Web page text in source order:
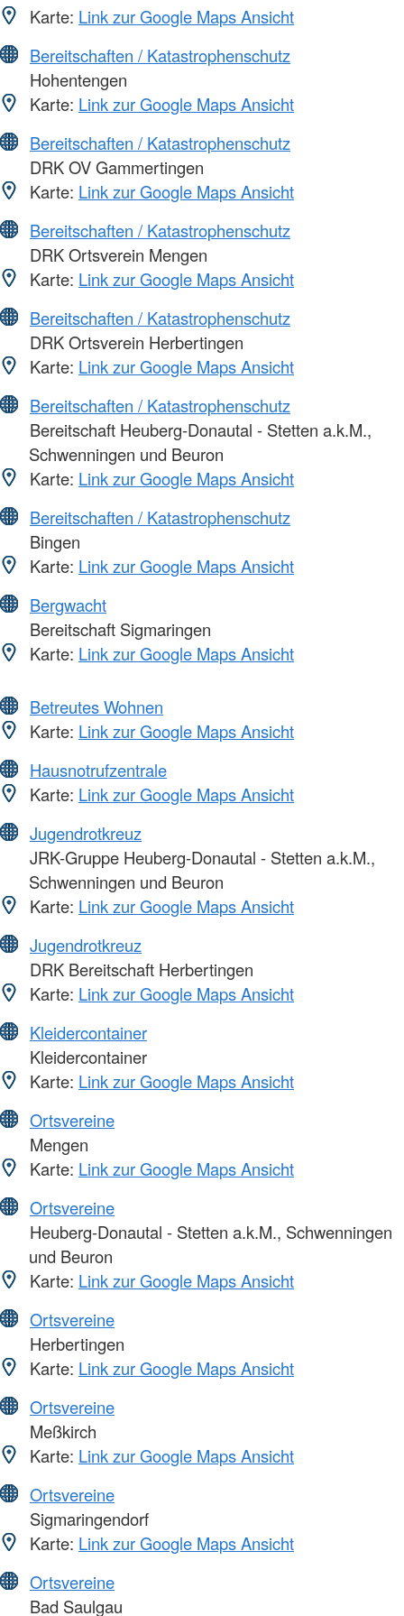
Karte: Link zur Google Maps Ansicht
Bereitschaften / Katastrophenschutz
Hohentengen
Karte: Link zur Google Maps Ansicht
Bereitschaften / Katastrophenschutz
DRK OV Gammertingen
Karte: Link zur Google Maps Ansicht
Bereitschaften / Katastrophenschutz
DRK Ortsverein Mengen
Karte: Link zur Google Maps Ansicht
Bereitschaften / Katastrophenschutz
DRK Ortsverein Herbertingen
Karte: Link zur Google Maps Ansicht
Bereitschaften / Katastrophenschutz
Bereitschaft Heuberg-Donautal - Stetten a.k.M.,
Schwenningen und Beuron
Karte: Link zur Google Maps Ansicht
Bereitschaften / Katastrophenschutz
Bingen
Karte: Link zur Google Maps Ansicht
Bergwacht
Bereitschaft Sigmaringen
Karte: Link zur Google Maps Ansicht
Betreutes Wohnen
Karte: Link zur Google Maps Ansicht
Hausnotrufzentrale
Karte: Link zur Google Maps Ansicht
Jugendrotkreuz
JRK-Gruppe Heuberg-Donautal - Stetten a.k.M.,
Schwenningen und Beuron
Karte: Link zur Google Maps Ansicht
Jugendrotkreuz
DRK Bereitschaft Herbertingen
Karte: Link zur Google Maps Ansicht
Kleidercontainer
Kleidercontainer
Karte: Link zur Google Maps Ansicht
Ortsvereine
Mengen
Karte: Link zur Google Maps Ansicht
Ortsvereine
Heuberg-Donautal - Stetten a.k.M., Schwenningen
und Beuron
Karte: Link zur Google Maps Ansicht
Ortsvereine
Herbertingen
Karte: Link zur Google Maps Ansicht
Ortsvereine
Meßkirch
Karte: Link zur Google Maps Ansicht
Ortsvereine
Sigmaringendorf
Karte: Link zur Google Maps Ansicht
Ortsvereine
Bad Saulgau